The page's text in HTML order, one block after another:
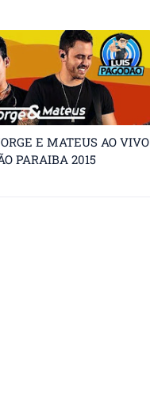
E MATEUS AO VIVO
PARAIBA 2015